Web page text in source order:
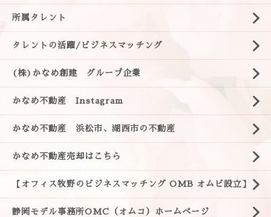
所属タレント
タレントの活躍/ビジネスマッチング
(株)かなめ創建 グループ企業
かなめ不動産 Instagram
かなめ不動産 浜松市、湖西市の不動産
かなめ不動産売却はこちら
【オフィス牧野のビジネスマッチング OMB オムビ設立】
静岡モデル事務所OMC（オムコ）ホームページ